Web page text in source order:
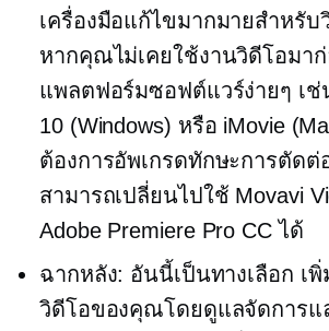
เครื่องมือแก้ไขมากมายสำหรับ
หากคุณไม่เคยใช้งานวิดีโอมา
แพลตฟอร์มซอฟต์แวร์ง่ายๆ เช่
10 (Windows) หรือ iMovie
ต้องการอัพเกรดทักษะการตัด
สามารถเปลี่ยนไปใช้ Movavi
Adobe Premiere Pro CC ได้
ฉากหลัง: อันนี้เป็นทางเลือก เ
วิดีโอของคุณโดยดูแลจัดการแ